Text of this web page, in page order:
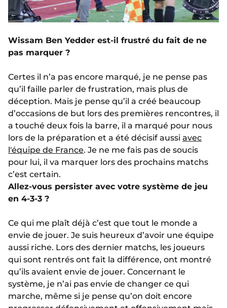
Wissam Ben Yedder est-il frustré du fait de ne
pas marquer ?
Certes il n’a pas encore marqué, je ne pense pas
qu’il faille parler de frustration, mais plus de
déception. Mais je pense qu’il a créé beaucoup
d’occasions de but lors des premières rencontres, il
a touché deux fois la barre, il a marqué pour nous
lors de la préparation et a été décisif aussi avec
l'équipe de France. Je ne me fais pas de soucis
pour lui, il va marquer lors des prochains matchs
c’est certain.
Allez-vous persister avec votre système de jeu
en 4-3-3 ?
Ce qui me plaît déjà c’est que tout le monde a
envie de jouer. Je suis heureux d’avoir une équipe
aussi riche. Lors des dernier matchs, les joueurs
qui sont rentrés ont fait la différence, ont montré
qu’ils avaient envie de jouer. Concernant le
système, je n’ai pas envie de changer ce qui
marche, même si je pense qu’on doit encore